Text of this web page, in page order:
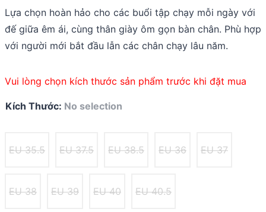
Lựa chọn hoàn hảo cho các buổi tập chạy mỗi ngày với
đế giữa êm ái, cùng thân giày ôm gọn bàn chân. Phù hợp
với người mới bắt đầu lẫn các chân chạy lâu năm.
Vui lòng chọn kích thước sản phẩm trước khi đặt mua
Kích Thước: No selection
EU 35.5 EU 37.5 EU 38.5 EU 36 EU 37
EU 38 EU 39 EU 40 EU 40.5